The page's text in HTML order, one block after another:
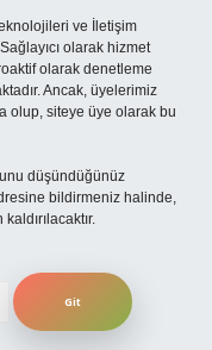
ve İletişim
olarak hizmet
olarak denetleme
Ancak, üyelerimiz
olup, siteye üye olarak bu
düşündüğünüz
bildirmeniz halinde,